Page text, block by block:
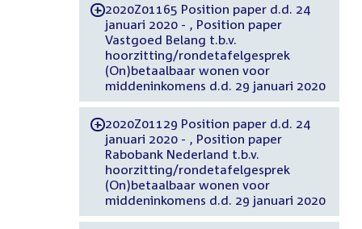
-2020Z01165 Position paper d.d. 24
januari 2020 - , Position paper
Vastgoed Belang t.b.v.
hoorzitting/rondetafelgesprek
(On)betaalbaar wonen voor
middeninkomens d.d. 29 januari 2020
-2020Z01129 Position paper d.d. 24
januari 2020 - , Position paper
Rabobank Nederland t.b.v.
hoorzitting/rondetafelgesprek
(On)betaalbaar wonen voor
middeninkomens d.d. 29 januari 2020